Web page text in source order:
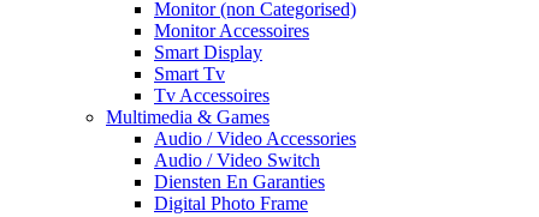
Monitor (non Categorised)
Monitor Accessoires
Smart Display
Smart Tv
Tv Accessoires
Multimedia & Games
Audio / Video Accessories
Audio / Video Switch
Diensten En Garanties
Digital Photo Frame